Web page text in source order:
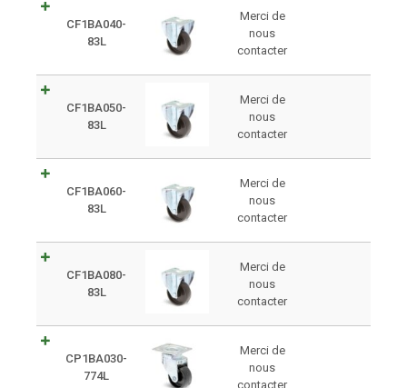
CF1BA040-
83L
Merci de
nous
contacter
CF1BA050-
83L
Merci de
nous
contacter
CF1BA060-
83L
Merci de
nous
contacter
CF1BA080-
83L
Merci de
nous
contacter
CP1BA030-
774L
Merci de
nous
contacter